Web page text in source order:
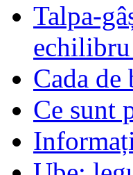
Talpa-
Cada
Ce sunt